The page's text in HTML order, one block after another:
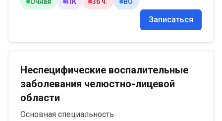
Записаться
Неспецифические воспалительные
заболевания челюстно-лицевой
области
Основная специальность